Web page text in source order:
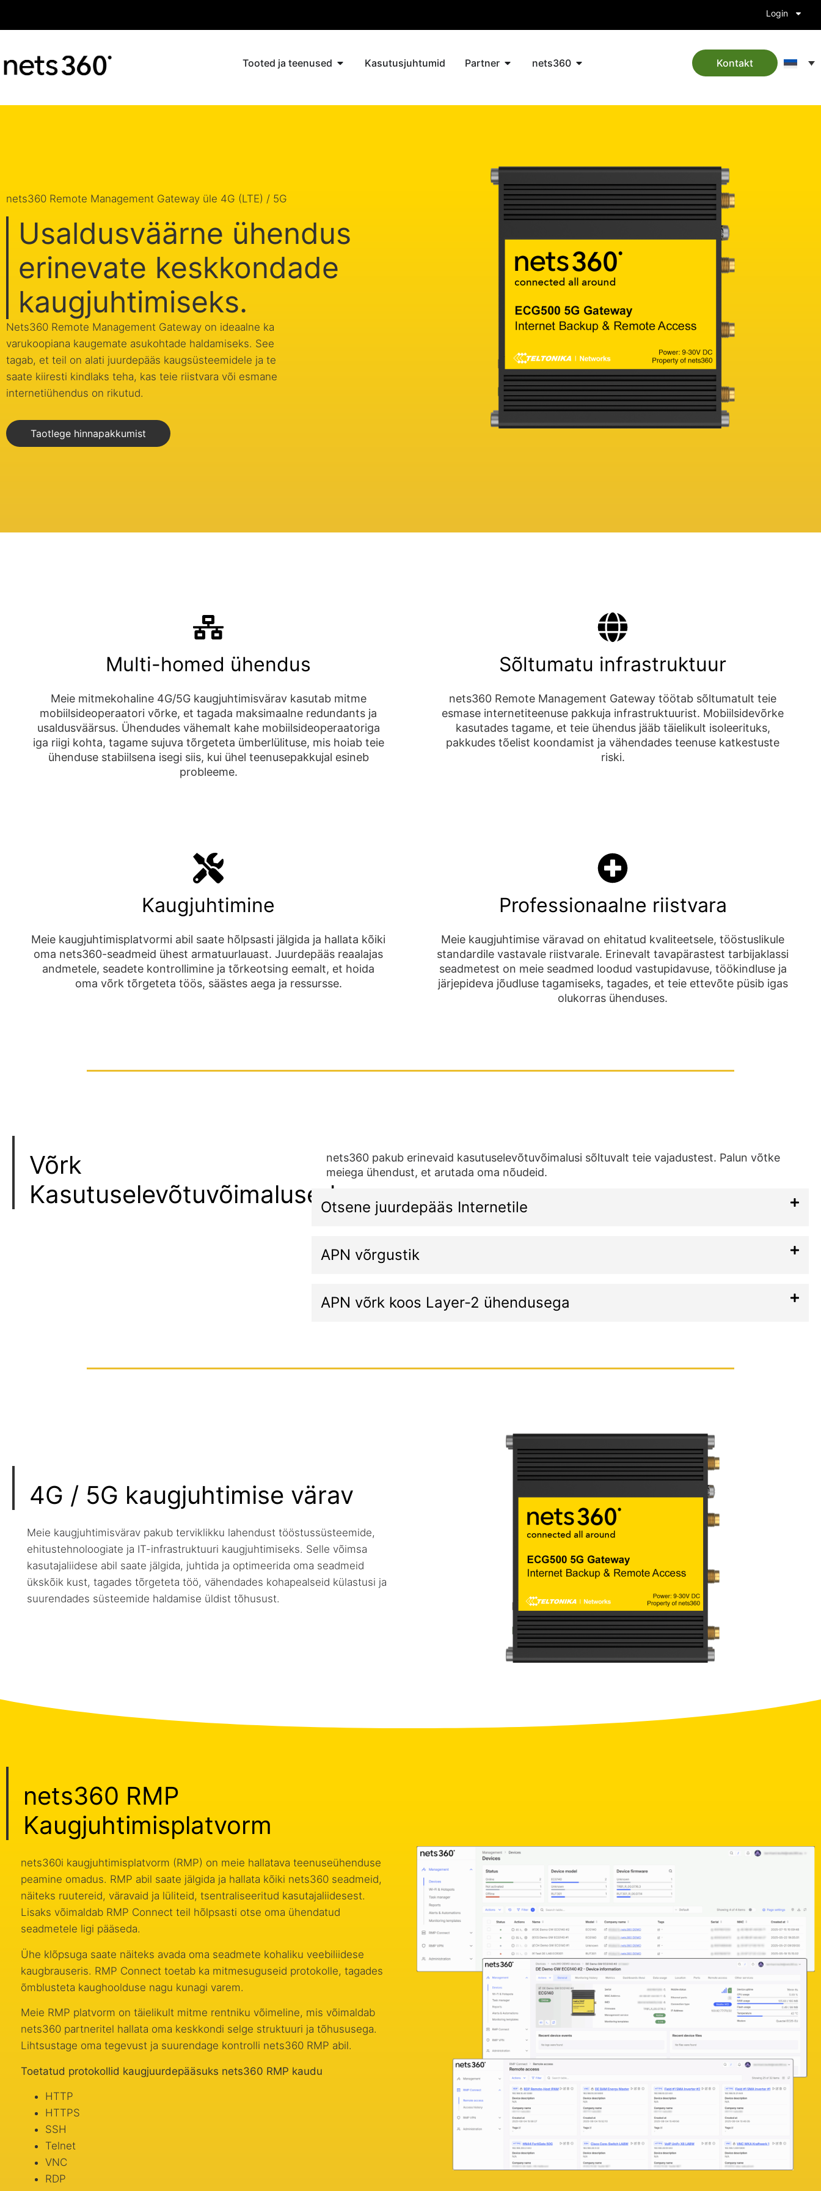
Login
Tooted ja teenused Kasutusjuhtumid Partner nets360 Kontakt
nets360 Remote Management Gateway üle 4G (LTE) / 5G
Usaldusväärne ühendus
erinevate keskkondade
kaugjuhtimiseks.
Nets360 Remote Management Gateway on ideaalne ka
varukoopiana kaugemate asukohtade haldamiseks. See
tagab, et teil on alati juurdepääs kaugsüsteemidele ja te
saate kiiresti kindlaks teha, kas teie riistvara või esmane
internetiühendus on rikutud.
Taotlege hinnapakkumist
Multi-homed ühendus
Meie mitmekohaline 4G/5G kaugjuhtimisvärav kasutab mitme
mobiilsideoperaatori võrke, et tagada maksimaalne redundants ja
usaldusväärsus. Ühendudes vähemalt kahe mobiilsideoperaatoriga
iga riigi kohta, tagame sujuva tõrgeteta ümberlülituse, mis hoiab teie
ühenduse stabiilsena isegi siis, kui ühel teenusepakkujal esineb
probleeme.
Sõltumatu infrastruktuur
nets360 Remote Management Gateway töötab sõltumatult teie
esmase internetiteenuse pakkuja infrastruktuurist. Mobiilsidevõrke
kasutades tagame, et teie ühendus jääb täielikult isoleerituks,
pakkudes tõelist koondamist ja vähendades teenuse katkestuste
riski.
Kaugjuhtimine
Meie kaugjuhtimisplatvormi abil saate hõlpsasti jälgida ja hallata kõiki
oma nets360-seadmeid ühest armatuurlauast. Juurdepääs reaalajas
andmetele, seadete kontrollimine ja tõrkeotsing eemalt, et hoida
oma võrk tõrgeteta töös, säästes aega ja ressursse.
Professionaalne riistvara
Meie kaugjuhtimise väravad on ehitatud kvaliteetsele, tööstuslikule
standardile vastavale riistvarale. Erinevalt tavapärastest tarbijaklassi
seadmetest on meie seadmed loodud vastupidavuse, töökindluse ja
järjepideva jõudluse tagamiseks, tagades, et teie ettevõte püsib igas
olukorras ühenduses.
Võrk
Kasutuselevõtuvõimalused
nets360 pakub erinevaid kasutuselevõtuvõimalusi sõltuvalt teie vajadustest. Palun võtke
meiega ühendust, et arutada oma nõudeid.
Otsene juurdepääs Internetile
APN võrgustik
APN võrk koos Layer-2 ühendusega
4G / 5G kaugjuhtimise värav
Meie kaugjuhtimisvärav pakub terviklikku lahendust tööstussüsteemide,
ehitustehnoloogiate ja IT-infrastruktuuri kaugjuhtimiseks. Selle võimsa
kasutajaliidese abil saate jälgida, juhtida ja optimeerida oma seadmeid
ükskõik kust, tagades tõrgeteta töö, vähendades kohapealseid külastusi ja
suurendades süsteemide haldamise üldist tõhusust.
nets360 RMP
Kaugjuhtimisplatvorm
nets360i kaugjuhtimisplatvorm (RMP) on meie hallatava teenuseühenduse
peamine omadus. RMP abil saate jälgida ja hallata kõiki nets360 seadmeid,
näiteks ruutereid, väravaid ja lüliteid, tsentraliseeritud kasutajaliidesest.
Lisaks võimaldab RMP Connect teil hõlpsasti otse oma ühendatud
seadmetele ligi pääseda.
Ühe klõpsuga saate näiteks avada oma seadmete kohaliku veebiliidese
kaugbrauseris. RMP Connect toetab ka mitmesuguseid protokolle, tagades
õmblusteta kaughoolduse nagu kunagi varem.
Meie RMP platvorm on täielikult mitme rentniku võimeline, mis võimaldab
nets360 partneritel hallata oma keskkondi selge struktuuri ja tõhususega.
Lihtsustage oma tegevust ja suurendage kontrolli nets360 RMP abil.
Toetatud protokollid kaugjuurdepääsuks nets360 RMP kaudu
HTTP
HTTPS
SSH
Telnet
VNC
RDP